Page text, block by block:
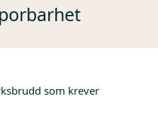
som krever